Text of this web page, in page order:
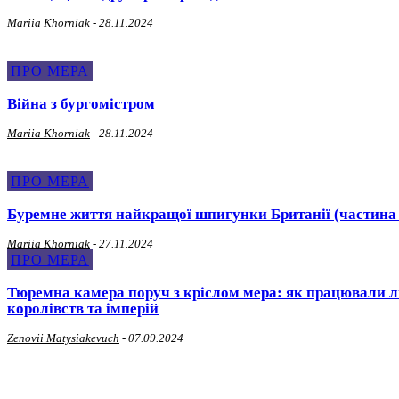
Mariia Khorniak - 28.11.2024
ПРО МЕРА
Війна з бургомістром
Mariia Khorniak - 28.11.2024
ПРО МЕРА
Буремне життя найкращої шпигунки Британії (частина
Mariia Khorniak - 27.11.2024
ПРО МЕРА
Тюремна камера поруч з кріслом мера: як працювали
королівств та імперій
Zenovii Matysiakevuch - 07.09.2024